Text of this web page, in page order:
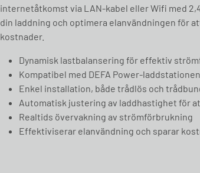
internetåtkomst via LAN-kabel eller Wifi med
din laddning och optimera elanvändningen för
kostnader.
Dynamisk lastbalansering för effektiv
Kompatibel med DEFA Power-laddstationen
Enkel installation, både trådlös och
Automatisk justering av laddhastighet för
Realtids övervakning av strömförbrukning
Effektiviserar elanvändning och sparar